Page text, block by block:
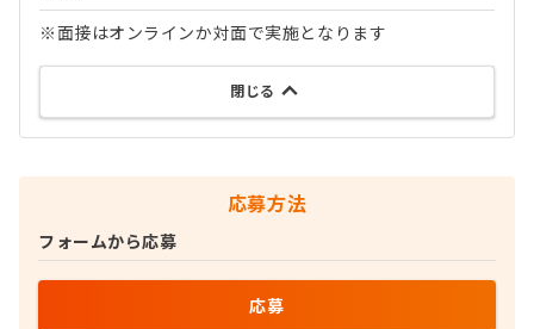
※面接はオンラインか対面で実施となります
閉じる
応募方法
フォームから応募
応募